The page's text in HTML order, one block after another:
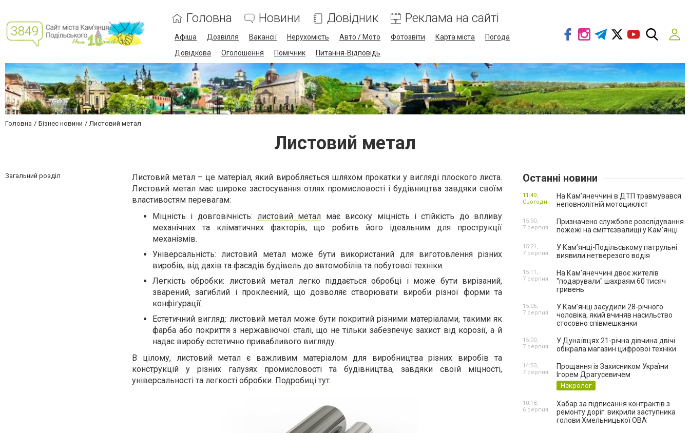
Головна Новини Довідник Реклама на сайті
Афіша Дозвілля Вакансії Нерухомість Авто / Мото Фотозвіти Карта міста
Погода
Довідкова
Оголошення Помічник Питання-Відповідь
Головна Бізнес новини Листовий метал
Листовий метал
Загальний розділ
Листовий метал – це матеріал, який виробляється шляхом прокатки у вигляді плоского листа.
Листовий метал має широке застосування отлях промисловості і будівництва завдяки своїм
властивостям перевагам:
Міцність і довговічність:листовий метал має високу міцність і стійкість до впливу
механічних та кліматичних факторів, що робить його ідеальним для прострукції
механізмів.
Універсальність: листовий метал може бути використаний для виготовлення різних
виробів, від дахів та фасадів будівель до автомобілів та побутової техніки.
Легкість обробки: листовий метал легко піддається обробці і може бути вирізаний,
зварений, загиблий і проклеєний, що дозволяє створювати вироби різної форми та
конфігурації.
Естетичний вигляд: листовий метал може бути покритий різними матеріалами, такими як
фарба або покриття з нержавіючої сталі, що не тільки забезпечує захист від корозії, а й
надає виробу естетично привабливого вигляду.
В цілому, листовий метал є важливим матеріалом для виробництва різних виробів та
конструкцій у різних галузях промисловості та будівництва, завдяки своїй міцності,
універсальності та легкості обробки. Подробиці тут.
Останні новини
На Кам’янеччині в ДТП травмувався
неповнолітній мотоцикліст
11:49,
Сьогодні
Призначено службове розслідування
пожежі на сміттєзвалищі у Кам’янці
15:30,
7 серпня
У Кам’янці-Подільському патрульні
виявили нетверезого водія
15:21,
7 серпня
На Камʼянеччині двоє жителів
"подарували" шахраям 60 тисяч
гривень
15:11,
7 серпня
У Камʼянці засудили 28-річного
чоловіка, який вчиняв насильство
стосовно співмешканки
15:06,
7 серпня
У Дунаївцях 21-річна дівчина двічі
обікрала магазин цифрової техніки
15:00,
7 серпня
Прощання із Захисником України
Ігорем Драгусевичем
Некролог
14:53,
7 серпня
Хабар за підписання контрактів з
ремонту доріг: викрили заступника
голови Хмельницької ОВА
10:18,
6 серпня